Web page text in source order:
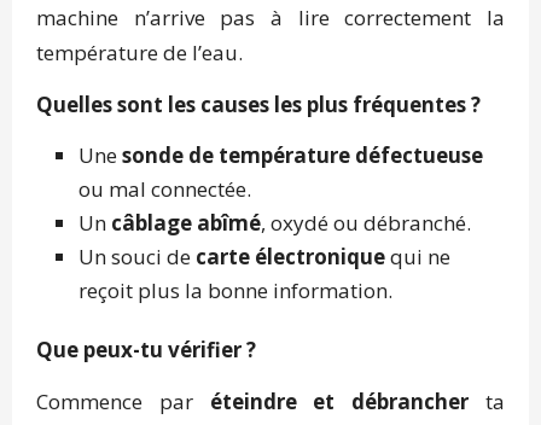
machine n’arrive pas à lire correctement la
température de l’eau.
Quelles sont les causes les plus fréquentes ?
Unesonde de température défectueuse
ou mal connectée.
Un câblage abîmé, oxydé ou débranché.
Un souci de carte électroniquequi ne
reçoit plus la bonne information.
Que peux-tu vérifier ?
Commence par éteindre et débrancher ta